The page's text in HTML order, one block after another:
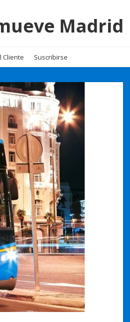
Madrid
Cliente Suscribirse